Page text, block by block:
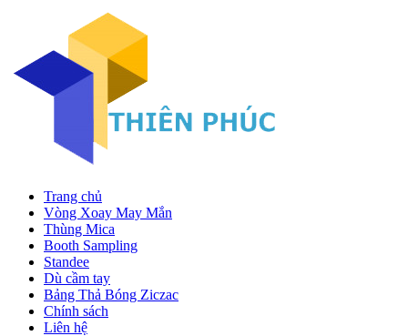
Trang chủ
Vòng Xoay May Mắn
Thùng Mica
Booth Sampling
Standee
Dù cầm tay
Bảng Thả Bóng Ziczac
Chính sách
Liên hệ